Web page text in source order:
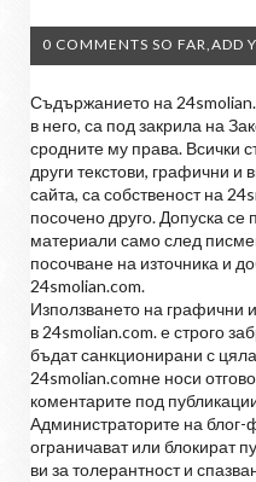
0 COMMENTS SO FAR,ADD
Съдържанието на
в него, са под закрила на
сродните му права. Всички
други текстови, графични и
сайта, са собственост на
посочено друго. Допуска се
материали само след
посочване на източника и
24smolian.com.
Използването на графични
в 24smolian.com. е строго
бъдат санкционирани с
24smolian.comне носи
коментарите под
Администраторите на блог-
ограничават или блокират
ви за толерантност и